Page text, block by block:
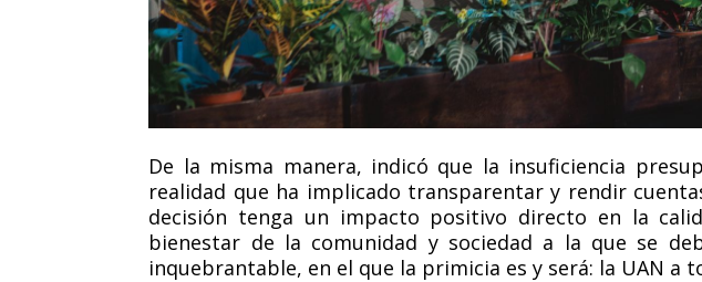
De la misma manera, indicó que la insuficiencia
realidad que ha implicado transparentar y rendir
decisión tenga un impacto positivo directo en la
bienestar de la comunidad y sociedad a la que se
inquebrantable, en el que la primicia es y será: la UAN a